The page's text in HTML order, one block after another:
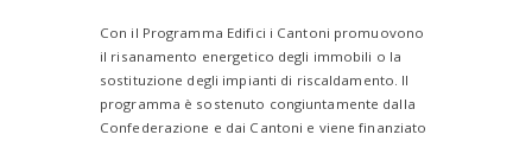
Con il Programma Edifici i Cantoni promuovono
il risanamento energetico degli immobili o la
sostituzione degli impianti di riscaldamento. Il
programma è sostenuto congiuntamente dalla
Confederazione e dai Cantoni e viene finanziato